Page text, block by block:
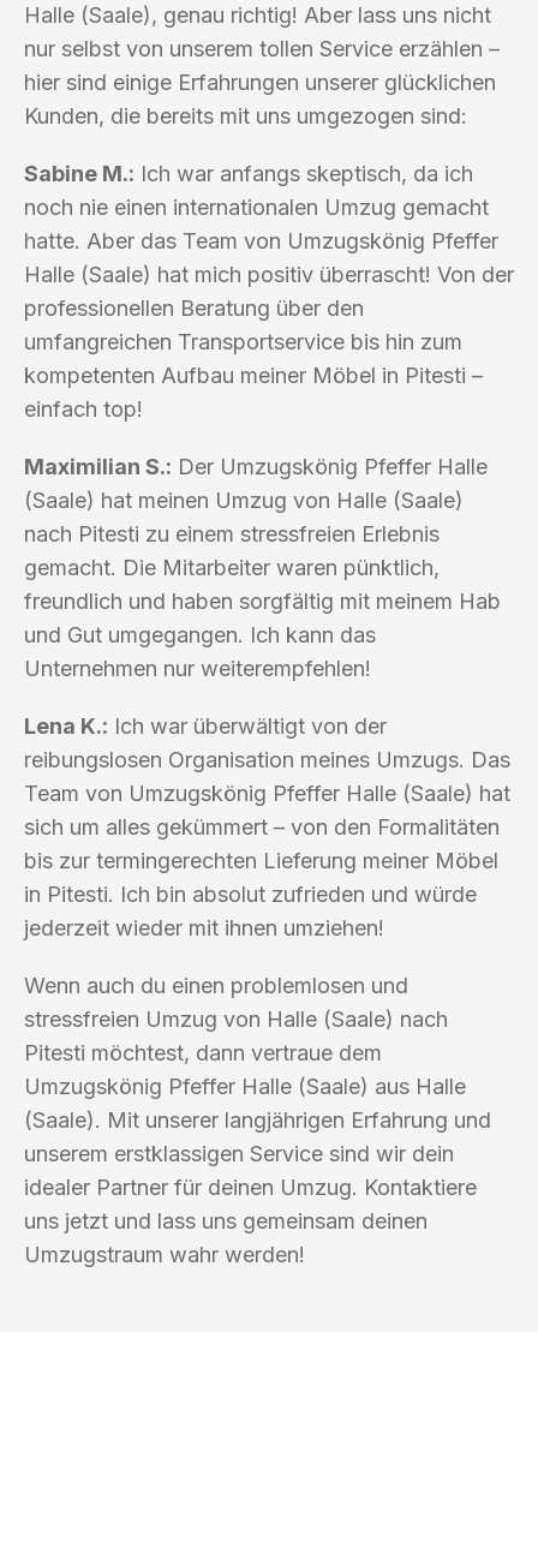
Halle (Saale), genau richtig! Aber lass uns nicht
nur selbst von unserem tollen Service erzählen –
hier sind einige Erfahrungen unserer glücklichen
Kunden, die bereits mit uns umgezogen sind:
Sabine M.: Ich war anfangs skeptisch, da ich
noch nie einen internationalen Umzug gemacht
hatte. Aber das Team von Umzugskönig Pfeffer
Halle (Saale) hat mich positiv überrascht! Von der
professionellen Beratung über den
umfangreichen Transportservice bis hin zum
kompetenten Aufbau meiner Möbel in Pitesti –
einfach top!
Maximilian S.: Der Umzugskönig Pfeffer Halle
(Saale) hat meinen Umzug von Halle (Saale)
nach Pitesti zu einem stressfreien Erlebnis
gemacht. Die Mitarbeiter waren pünktlich,
freundlich und haben sorgfältig mit meinem Hab
und Gut umgegangen. Ich kann das
Unternehmen nur weiterempfehlen!
Lena K.: Ich war überwältigt von der
reibungslosen Organisation meines Umzugs. Das
Team von Umzugskönig Pfeffer Halle (Saale) hat
sich um alles gekümmert – von den Formalitäten
bis zur termingerechten Lieferung meiner Möbel
in Pitesti. Ich bin absolut zufrieden und würde
jederzeit wieder mit ihnen umziehen!
Wenn auch du einen problemlosen und
stressfreien Umzug von Halle (Saale) nach
Pitesti möchtest, dann vertraue dem
Umzugskönig Pfeffer Halle (Saale) aus Halle
(Saale). Mit unserer langjährigen Erfahrung und
unserem erstklassigen Service sind wir dein
idealer Partner für deinen Umzug. Kontaktiere
uns jetzt und lass uns gemeinsam deinen
Umzugstraum wahr werden!